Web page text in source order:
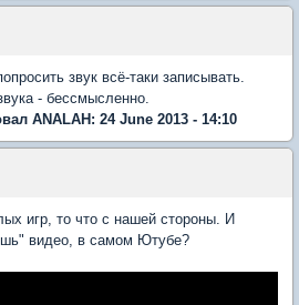
звук всё-таки записывать.
- бессмысленно.
ANALAH: 24 June 2013 - 14:10
игр, то что с нашей стороны. И
видео, в самом Ютубе?